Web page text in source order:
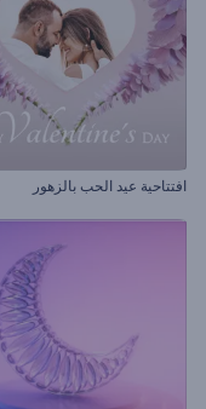
افتتاحية عيد الحب بالزهور